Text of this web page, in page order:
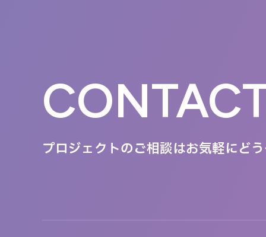
プロジェクトのご相談はお気軽にど